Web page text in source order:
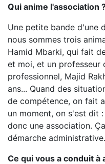
Qui anime l'association
Une petite bande d'une
nous sommes trois
Hamid Mbarki, qui fait
et moi, et un professeur
professionnel, Majid
ans... Quand des
de compétence, on fait
un moment, on s'est dit
donc une association.
démarche administrative.
Ce qui vous a conduit à